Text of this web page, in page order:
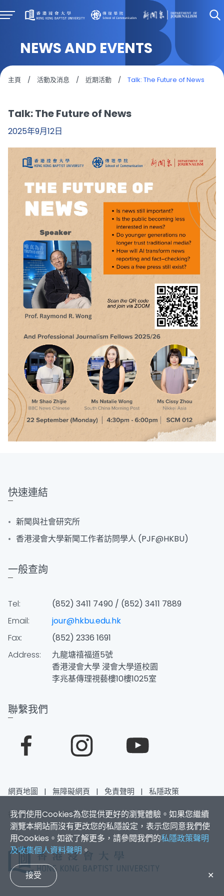
NEWS AND EVENTS
主頁 / 活動及消息 / 近期活動 / Talk: The Future of News
Talk: The Future of News
2025年9月12日
我們使用Cookies為您提供更好的瀏覽體驗。如果您繼續
瀏覽本網站而沒有更改您的私隱設定，表示您同意我們使
用Cookies。如欲了解更多，請參閱我們的私隱政策聲明
及收集個人資料聲明 。
接受 ✕
快速連結
新聞與社會研究所
香港浸會大學新聞工作者訪問學人 (PJF@HKBU)
一般查詢
Tel:
(852) 3411 7490 / (852) 3411 7889
Email:
jour@hkbu.edu.hk
Fax:
(852) 2336 1691
Address:
九龍塘禧福道5號
香港浸會大學 浸會大學道校園
李兆基傳理視藝樓10樓1025室
聯繫我們
網頁地圖 | 無障礙網頁 | 免責聲明 | 私隱政策
香港浸會大學 版權所有 © 2026